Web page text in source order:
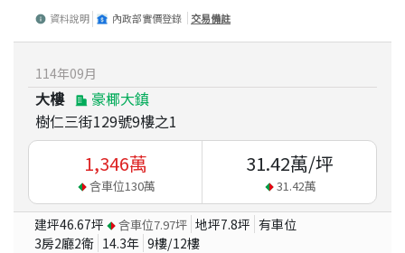
資料說明 內政部實價登錄 交易備註
114年09月
大樓
豪椰大鎮
樹仁三街129號9樓之1
1,346萬
含車位130萬
31.42萬/坪
31.42萬
建坪46.67坪 含車位7.97坪 地坪7.8坪 有車位
3房2廳2衛 14.3年 9樓/12樓